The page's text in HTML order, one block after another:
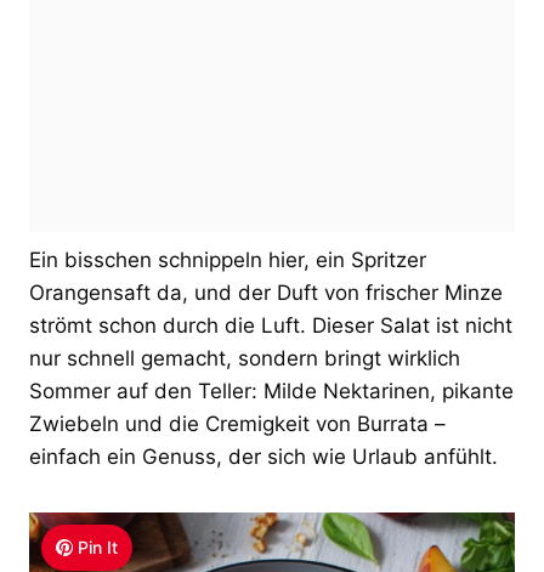
Ein bisschen schnippeln hier, ein Spritzer
Orangensaft da, und der Duft von frischer Minze
strömt schon durch die Luft. Dieser Salat ist nicht
nur schnell gemacht, sondern bringt wirklich
Sommer auf den Teller: Milde Nektarinen, pikante
Zwiebeln und die Cremigkeit von Burrata –
einfach ein Genuss, der sich wie Urlaub anfühlt.
Pin It